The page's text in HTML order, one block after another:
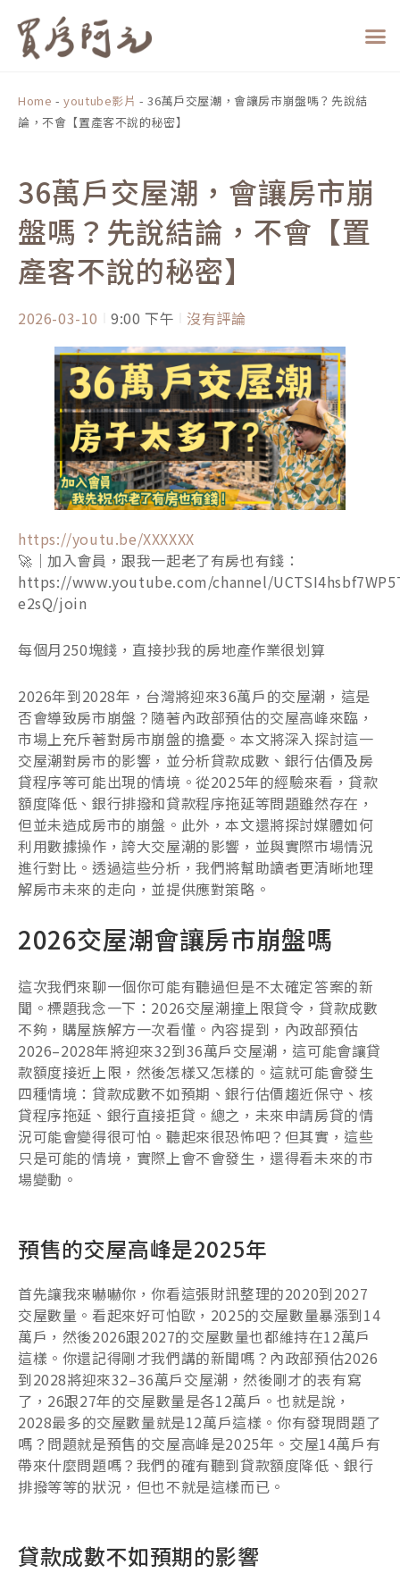
Home -youtube影片 -36萬戶交屋潮，會讓房市崩盤嗎？先說結
論，不會【置產客不說的秘密】
36萬戶交屋潮，會讓房市崩
盤嗎？先說結論，不會【置
產客不說的秘密】
2026-03-10 9:00 下午 沒有評論
https://youtu.be/XXXXXX
🚀｜加入會員，跟我一起老了有房也有錢：
https://www.youtube.com/channel/
e2sQ/join
每個月250塊錢，直接抄我的房地產作業很划算
2026年到2028年，台灣將迎來36萬戶的交屋潮，這是
否會導致房市崩盤？隨著內政部預估的交屋高峰來臨，
市場上充斥著對房市崩盤的擔憂。本文將深入探討這一
交屋潮對房市的影響，並分析貸款成數、銀行估價及房
貸程序等可能出現的情境。從2025年的經驗來看，貸款
額度降低、銀行排撥和貸款程序拖延等問題雖然存在，
但並未造成房市的崩盤。此外，本文還將探討媒體如何
利用數據操作，誇大交屋潮的影響，並與實際市場情況
進行對比。透過這些分析，我們將幫助讀者更清晰地理
解房市未來的走向，並提供應對策略。
2026交屋潮會讓房市崩盤嗎
這次我們來聊一個你可能有聽過但是不太確定答案的新
聞。標題我念一下：2026交屋潮撞上限貸令，貸款成數
不夠，購屋族解方一次看懂。內容提到，內政部預估
2026–2028年將迎來32到36萬戶交屋潮，這可能會讓貸
款額度接近上限，然後怎樣又怎樣的。這就可能會發生
四種情境：貸款成數不如預期、銀行估價趨近保守、核
貸程序拖延、銀行直接拒貸。總之，未來申請房貸的情
況可能會變得很可怕。聽起來很恐怖吧？但其實，這些
只是可能的情境，實際上會不會發生，還得看未來的市
場變動。
預售的交屋高峰是2025年
首先讓我來嚇嚇你，你看這張財訊整理的2020到2027
交屋數量。看起來好可怕歐，2025的交屋數量暴漲到14
萬戶，然後2026跟2027的交屋數量也都維持在12萬戶
這樣。你還記得剛才我們講的新聞嗎？內政部預估2026
到2028將迎來32–36萬戶交屋潮，然後剛才的表有寫
了，26跟27年的交屋數量是各12萬戶。也就是說，
2028最多的交屋數量就是12萬戶這樣。你有發現問題了
嗎？問題就是預售的交屋高峰是2025年。交屋14萬戶有
帶來什麼問題嗎？我們的確有聽到貸款額度降低、銀行
排撥等等的狀況，但也不就是這樣而已。
貸款成數不如預期的影響